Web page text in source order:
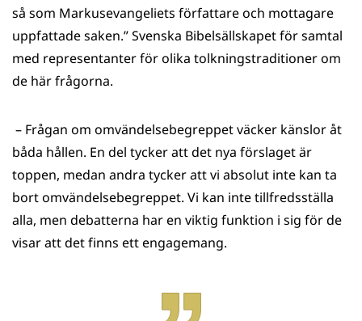
så som Markusevangeliets författare och mottagare
uppfattade saken.” Svenska Bibelsällskapet för samtal
med representanter för olika tolkningstraditioner om
de här frågorna.
– Frågan om omvändelsebegreppet väcker känslor åt
båda hållen. En del tycker att det nya förslaget är
toppen, medan andra tycker att vi absolut inte kan ta
bort omvändelsebegreppet. Vi kan inte tillfredsställa
alla, men debatterna har en viktig funktion i sig för de
visar att det finns ett engagemang.